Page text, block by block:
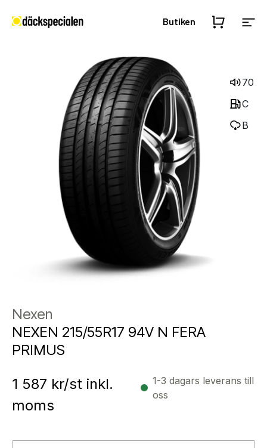
Butiken
70
C
B
Nexen
NEXEN 215/55R17 94V N FERA
PRIMUS
1 587 kr/st inkl.
moms
1-3 dagars leverans till
oss